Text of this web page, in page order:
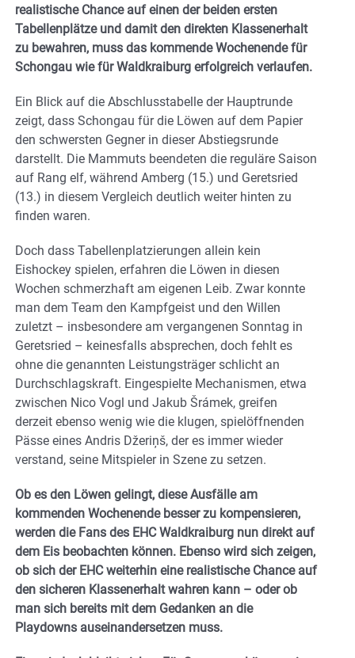
realistische Chance auf einen der beiden ersten
Tabellenplätze und damit den direkten Klassenerhalt
zu bewahren, muss das kommende Wochenende für
Schongau wie für Waldkraiburg erfolgreich verlaufen.
Ein Blick auf die Abschlusstabelle der Hauptrunde
zeigt, dass Schongau für die Löwen auf dem Papier
den schwersten Gegner in dieser Abstiegsrunde
darstellt. Die Mammuts beendeten die reguläre Saison
auf Rang elf, während Amberg (15.) und Geretsried
(13.) in diesem Vergleich deutlich weiter hinten zu
finden waren.
Doch dass Tabellenplatzierungen allein kein
Eishockey spielen, erfahren die Löwen in diesen
Wochen schmerzhaft am eigenen Leib. Zwar konnte
man dem Team den Kampfgeist und den Willen
zuletzt – insbesondere am vergangenen Sonntag in
Geretsried – keinesfalls absprechen, doch fehlt es
ohne die genannten Leistungsträger schlicht an
Durchschlagskraft. Eingespielte Mechanismen, etwa
zwischen Nico Vogl und Jakub Šrámek, greifen
derzeit ebenso wenig wie die klugen, spielöffnenden
Pässe eines Andris Džeriņš, der es immer wieder
verstand, seine Mitspieler in Szene zu setzen.
Ob es den Löwen gelingt, diese Ausfälle am
kommenden Wochenende besser zu kompensieren,
werden die Fans des EHC Waldkraiburg nun direkt auf
dem Eis beobachten können. Ebenso wird sich zeigen,
ob sich der EHC weiterhin eine realistische Chance auf
den sicheren Klassenerhalt wahren kann – oder ob
man sich bereits mit dem Gedanken an die
Playdowns auseinandersetzen muss.